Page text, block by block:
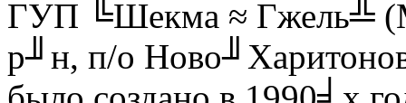
ГУП ╚Шекма ≈ Гжель╩
р╜н, п/о